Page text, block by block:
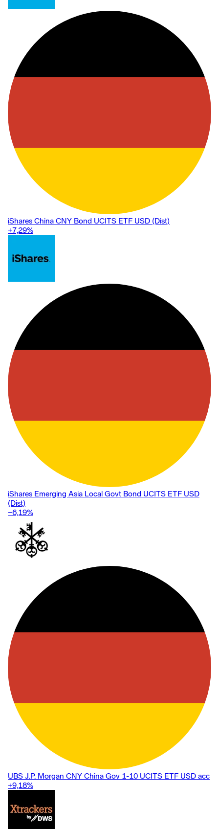
iShares China CNY Bond UCITS ETF USD (Dist)
+7,29%
iShares Emerging Asia Local Govt Bond UCITS ETF USD
(Dist)
−6,19%
UBS J.P. Morgan CNY China Gov 1-10 UCITS ETF USD acc
+9,18%